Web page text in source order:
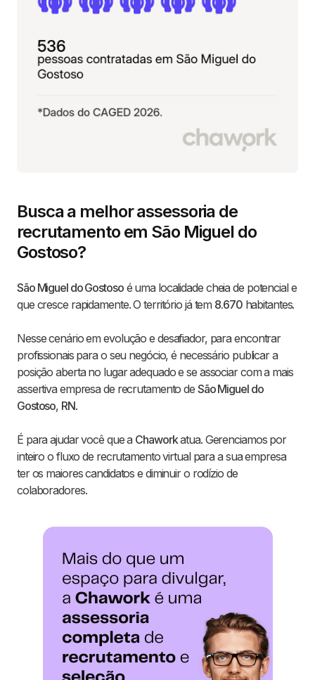
Busca a melhor assessoria de
recrutamento em São Miguel do
Gostoso?
São Miguel do Gostosoé uma localidade cheia de potencial e
que cresce rapidamente. O território já tem 8.670habitantes.
Nesse cenário em evolução e desafiador, para encontrar
profissionais para o seu negócio, é necessário publicar a
posição aberta no lugar adequado e se associar com a mais
assertiva empresa de recrutamento de São Miguel do
Gostoso, RN.
É para ajudar você que a Chaworkatua. Gerenciamos por
inteiro o fluxo de recrutamento virtual para a sua empresa
ter os maiores candidatos e diminuir o rodízio de
colaboradores.